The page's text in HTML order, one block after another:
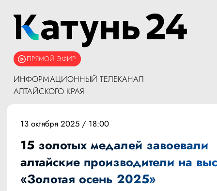
ПРЯМОЙ ЭФИР
ИНФОРМАЦИОННЫЙ ТЕЛЕКАНАЛ
АЛТАЙСКОГО КРАЯ
13 октября 2025 / 18:00
15 золотых медалей завоевали
алтайские производители на
«Золотая осень 2025»